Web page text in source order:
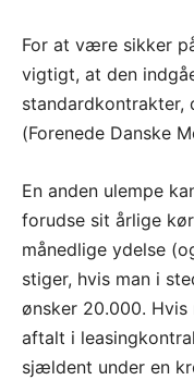
For at være sikker
vigtigt, at den
standardkontrakter,
(Forenede Danske
En anden ulempe
forudse sit årlige
månedlige ydelse
stiger, hvis man i
ønsker 20.000.
aftalt i
sjældent under en